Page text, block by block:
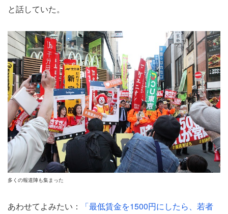
と話していた。
多くの報道陣も集まった
あわせてよみたい：
「最低賃金を1500円にしたら、若者